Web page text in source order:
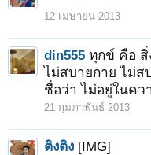
12 เมษายน 2013
din555 ทุกข์ คือ สิ่
ไม่สบายกาย ไม่ส
ชื่อว่า ไม่อยู่ในคว
21 กุมภาพันธ์ 2013
ติงติง [IMG]